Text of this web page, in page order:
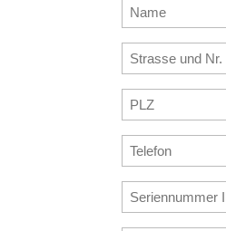
(erforderlich)
Name
Strasse
Nr.
(erforderlich)
PLZ
Telefon
Seriennummer